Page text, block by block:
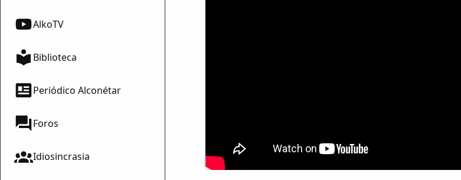
AlkoTV
Biblioteca
Periódico Alconétar
Foros
Idiosincrasia